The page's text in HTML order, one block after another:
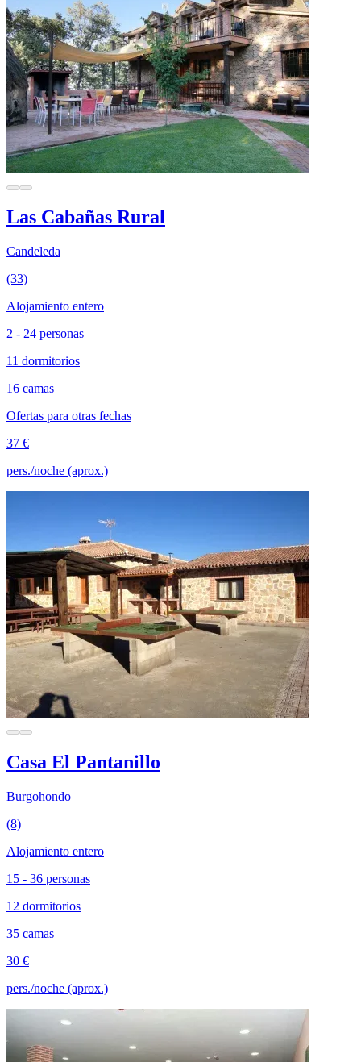
Las Cabañas Rural
Candeleda
(33)
Alojamiento entero
2 - 24 personas
11 dormitorios
16 camas
Ofertas para otras fechas
37 €
pers./noche (aprox.)
Casa El Pantanillo
Burgohondo
(8)
Alojamiento entero
15 - 36 personas
12 dormitorios
35 camas
30 €
pers./noche (aprox.)